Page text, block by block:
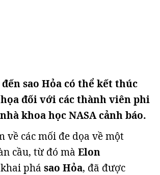
sao Hỏa có thể kết thúc
đối với các thành viên phi
khoa học NASA cảnh báo.
về các mối đe dọa về một
cầu, từ đó mà Elon
phá sao Hỏa, đã được